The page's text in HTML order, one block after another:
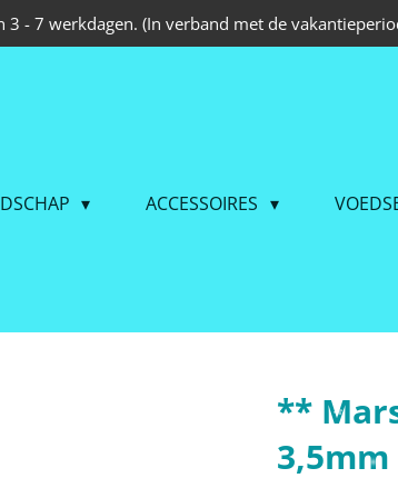
3 - 7 werkdagen. (In verband met de
ACCESSOIRES
**
3,5mm